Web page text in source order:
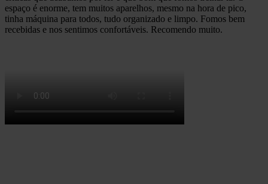
espaço é enorme, tem muitos aparelhos, mesmo na hora de pico,
tinha máquina para todos, tudo organizado e limpo. Fomos bem
recebidas e nos sentimos confortáveis. Recomendo muito.